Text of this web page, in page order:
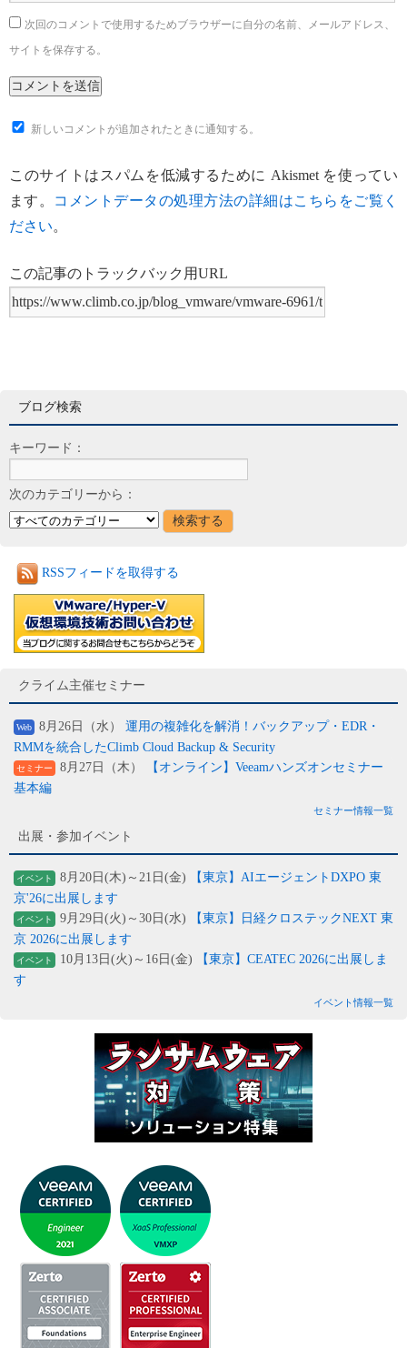
次回のコメントで使用するためブラウザーに自分の名前、メールアドレス、
サイトを保存する。
新しいコメントが追加されたときに通知する。
このサイトはスパムを低減するために Akismet を使ってい
ます。 コメントデータの処理方法の詳細はこちらをご覧く
ださい。
この記事のトラックバック用URL
ブログ検索
キーワード：
次のカテゴリーから：
RSSフィードを取得する
クライム主催セミナー
Web 8月26日（水） 運用の複雑化を解消！バックアップ・EDR・
RMMを統合したClimb Cloud Backup & Security
セミナー 8月27日（木）
【オンライン】Veeamハンズオンセミナー
基本編
セミナー情報一覧
出展・参加イベント
イベント 8月20日(木)～21日(金)
【東京】AIエージェントDXPO 東
京'26に出展します
イベント 9月29日(火)～30日(水)
【東京】日経クロステックNEXT 東
京 2026に出展します
イベント 10月13日(火)～16日(金)
【東京】CEATEC 2026に出展しま
す
イベント情報一覧